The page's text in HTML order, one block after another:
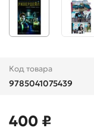
Код товара
9785041075439
400 ₽